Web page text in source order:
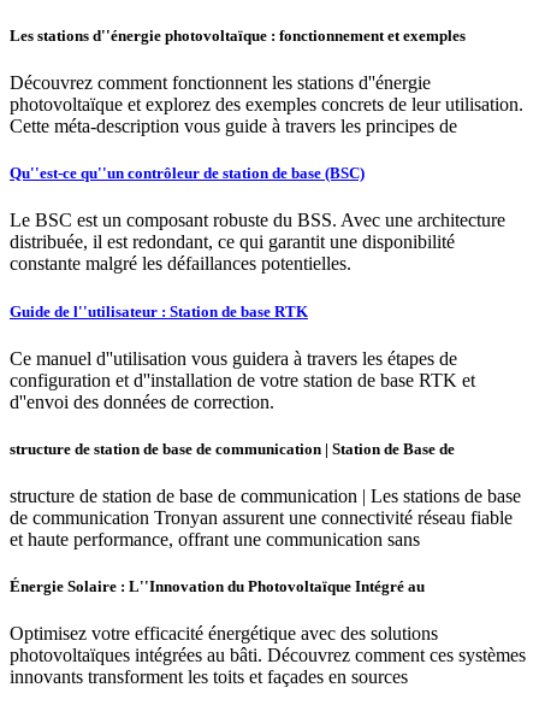
Les stations d''énergie photovoltaïque : fonctionnement et exemples
Découvrez comment fonctionnent les stations d''énergie
photovoltaïque et explorez des exemples concrets de leur utilisation.
Cette méta-description vous guide à travers les principes de
Qu''est-ce qu''un contrôleur de station de base (BSC)
Le BSC est un composant robuste du BSS. Avec une architecture
distribuée, il est redondant, ce qui garantit une disponibilité
constante malgré les défaillances potentielles.
Guide de l''utilisateur : Station de base RTK
Ce manuel d''utilisation vous guidera à travers les étapes de
configuration et d''installation de votre station de base RTK et
d''envoi des données de correction.
structure de station de base de communication | Station de Base de
structure de station de base de communication | Les stations de base
de communication Tronyan assurent une connectivité réseau fiable
et haute performance, offrant une communication sans
Énergie Solaire : L''Innovation du Photovoltaïque Intégré au
Optimisez votre efficacité énergétique avec des solutions
photovoltaïques intégrées au bâti. Découvrez comment ces systèmes
innovants transforment les toits et façades en sources